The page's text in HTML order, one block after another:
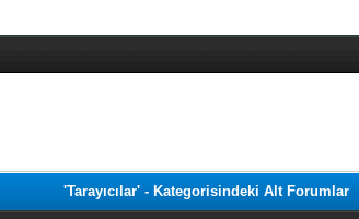
'Tarayıcılar' - Kategorisindeki Alt Forumlar